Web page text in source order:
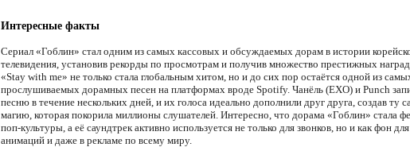
Интересные факты
Сериал «Гоблин» стал одним из самых кассовых и обсуждаемых дорам в истории
телевидения, установив рекорды по просмотрам и получив множество престижных
«Stay with me» не только стала глобальным хитом, но и до сих пор остаётся одной из
прослушиваемых дорамных песен на платформах вроде Spotify. Чанёль (EXO) и Punch
песню в течение нескольких дней, и их голоса идеально дополнили друг друга, создав ту
магию, которая покорила миллионы слушателей. Интересно, что дорама «Гоблин» стала
поп-культуры, а её саундтрек активно используется не только для звонков, но и как фон
анимаций и даже в рекламе по всему миру.